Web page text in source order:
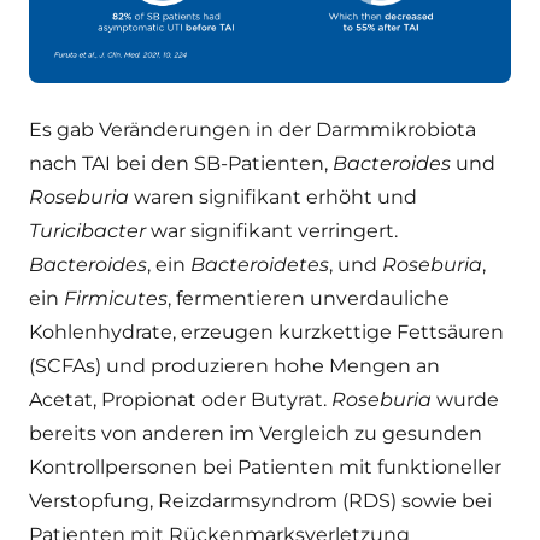
Es gab Veränderungen in der Darmmikrobiota
nach TAI bei den SB-Patienten, Bacteroides und
Roseburia waren signifikant erhöht und
Turicibacterwar signifikant verringert.
Bacteroides, ein Bacteroidetes, und Roseburia,
ein Firmicutes, fermentieren unverdauliche
Kohlenhydrate, erzeugen kurzkettige Fettsäuren
(SCFAs) und produzieren hohe Mengen an
Acetat, Propionat oder Butyrat. Roseburia wurde
bereits von anderen im Vergleich zu gesunden
Kontrollpersonen bei Patienten mit funktioneller
Verstopfung, Reizdarmsyndrom (RDS) sowie bei
Patienten mit Rückenmarksverletzung